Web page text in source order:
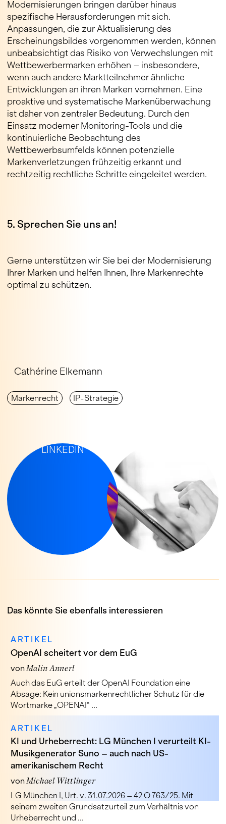
Cathérine Elkemann
Mar­ken­recht IP-Strategie
Modernisierungen bringen darüber hinaus
spezifische Herausforderungen mit sich.
Anpassungen, die zur Aktualisierung des
Erscheinungsbildes vorgenommen werden, können
unbeabsichtigt das Risiko von Verwechslungen mit
Wettbewerbermarken erhöhen – insbesondere,
wenn auch andere Marktteilnehmer ähnliche
Entwicklungen an ihren Marken vornehmen. Eine
proaktive und systematische Markenüberwachung
ist daher von zentraler Bedeutung. Durch den
Einsatz moderner Monitoring-Tools und die
kontinuierliche Beobachtung des
Wettbewerbsumfelds können potenzielle
Markenverletzungen frühzeitig erkannt und
rechtzeitig rechtliche Schritte eingeleitet werden.
5. Sprechen Sie uns an!
Gerne unterstützen wir Sie bei der Modernisierung
Ihrer Marken und helfen Ihnen, Ihre Markenrechte
optimal zu schützen.
LINKEDIN
Das könnte Sie ebenfalls interessieren
ARTIKEL
OpenAI scheitert vor dem EuG
von Malin Annerl
Auch das EuG erteilt der OpenAI Foundation eine
Absage: Kein unionsmarkenrechtlicher Schutz für die
Wortmarke „OPENAI“ ...
ARTIKEL
KI und Urheberrecht: LG München I verurteilt KI-
Musikgenerator Suno – auch nach US-
amerikanischem Recht
vonMichael Wittlinger
LG München I, Urt. v. 31.07.2026 – 42 O 763/25. Mit
seinem zweiten Grundsatzurteil zum Verhältnis von
Urheberrecht und ...